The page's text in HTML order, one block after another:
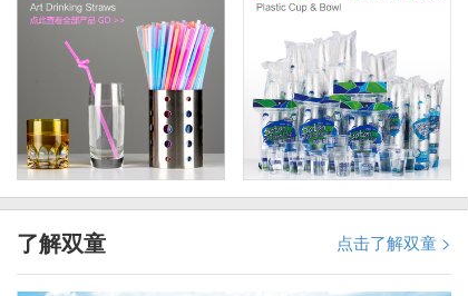
了解双童 点击了解双童 >